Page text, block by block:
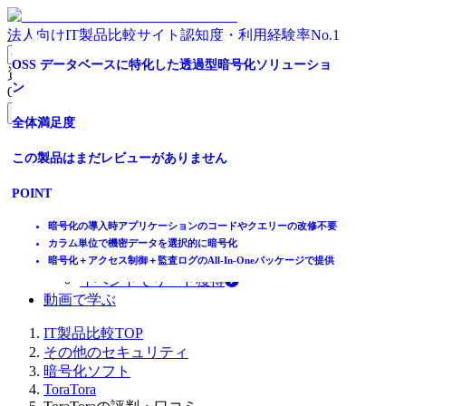
法人向けIT製品比較サイト 認知度・利用経験率No.1
資料請求リスト
0件
無料資料請求フォームへ
ホーム
製品を探す
ランキングから探す
はじめての方へ
掲載について
ITトレンドへの掲載
イベントでリード獲得
動画で学ぶ
IT製品比較TOP
その他のセキュリティ
暗号化ソフト
ToraTora
Oracle/Microsoft SQL Server専用のDB暗号化ソリューショ
ン
全体満足度
この製品はまだレビューがありません
POINT
既存データベースに後付けでクエリー変更せずに導入可能
選択的暗号化を実現しデータベースの機密性と可用性を両立
暗号化＋アクセス制御＋監査ログのAll-In-Oneパッケージで提供
OSS データベースに特化した透過型暗号化ソリューショ
ン
全体満足度
この製品はまだレビューがありません
POINT
暗号化の導入時アプリケーションのコードやクエリーの改修不要
カラム単位で機密データを選択的に暗号化
暗号化＋アクセス制御＋監査ログのAll-In-Oneパッケージで提供